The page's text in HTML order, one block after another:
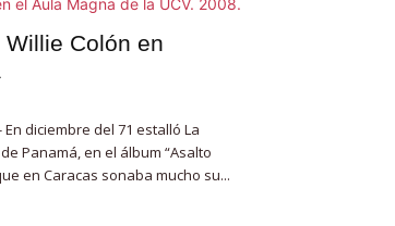
Colón en
- En diciembre del 71 estalló La
Panamá, en el álbum “Asalto
en Caracas sonaba mucho su...